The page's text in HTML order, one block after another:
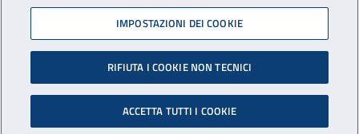
Circolare Inail n. 28 del 20
settembre 2024
Pagamento dei premi e accessori. Modifica del
tasso di interesse di rateazione e della misura
IMPOSTAZIONI DEI COOKIE
RIFIUTA I COOKIE NON TECNICI
ACCETTA TUTTI I COOKIE